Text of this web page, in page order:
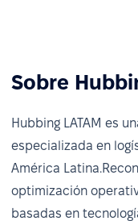
Sobre
Hubbing LATAM es
especializada en
América Latina.
optimización
basadas en